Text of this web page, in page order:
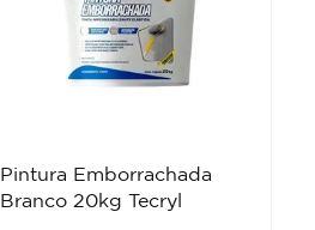
Pintura Emborrachada
Branco 20kg Tecryl